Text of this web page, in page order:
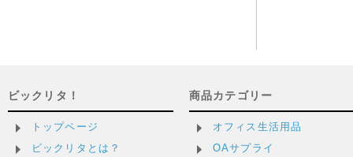
ビックリタ！
トップページ
ビックリタとは？
商品カテゴリー
オフィス生活用品
OAサプライ